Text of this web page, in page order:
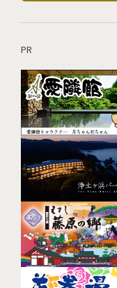
PR